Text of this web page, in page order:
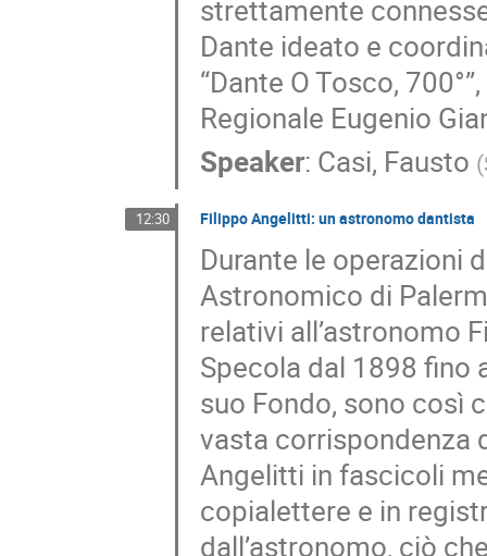
strettamente
Dante ideato e
“Dante O Tosco,
Regionale Eugenio
Speaker: Casi, Fausto (
12:30 Filippo Angelitti: un astronomo dantista
Durante le operazioni
Astronomico di
relativi all’astronomo
Specola dal 1898 fino
suo Fondo, sono così
vasta corrispondenza
Angelitti in fascicoli
copialettere e in
dall’astronomo, ciò